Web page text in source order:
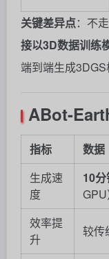
关键差异点：不
接以3D数据训练
端到端生成3DGS
ABot-
指标
数据
生成速
度
10
GPU
效率提
升
较传